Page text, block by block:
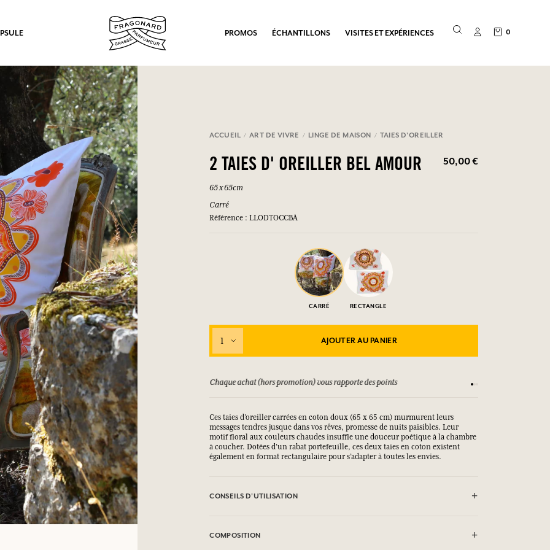
SE CONNECTER
SE CONNECTER
SE CONNECTER
SE CONNECTER
SE CONNECTER
PROMOS ÉCHANTILLONS VISITES ET EXPÉRIENCES 0
ACCUEIL ART DE VIVRE LINGE DE MAISON TAIES D'OREILLER
2 TAIES D' OREILLER BEL AMOUR 50,00 €
65 x 65cm
Carré
Référence : LLODTOCCBA
CARRÉ RECTANGLE
1 AJOUTER AU PANIER
jusqu'à 15 jours Chaque achat (hors promotion) vous rapporte des points
Ces taies d’oreiller carrées en coton doux (65 x 65 cm) murmurent leurs
messages tendres jusque dans vos rêves, promesse de nuits paisibles. Leur
motif floral aux couleurs chaudes insuffle une douceur poétique à la chambre
à coucher. Dotées d’un rabat portefeuille, ces deux taies en coton existent
également en format rectangulaire pour s’adapter à toutes les envies.
CONSEILS D'UTILISATION
COMPOSITION